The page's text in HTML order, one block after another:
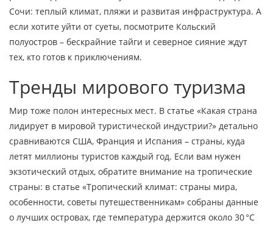
Сочи: теплый климат, пляжи и развитая инфраструктура. А
если хотите уйти от суеты, посмотрите Кольский
полуостров – бескрайние тайги и северное сияние ждут
тех, кто готов к приключениям.
Тренды мирового туризма
Мир тоже полон интересных мест. В статье «Какая страна
лидирует в мировой туристической индустрии?» детально
сравниваются США, Франция и Испания – страны, куда
летят миллионы туристов каждый год. Если вам нужен
экзотический отдых, обратите внимание на тропические
страны: в статье «Тропический климат: страны мира,
особенности, советы путешественникам» собраны данные
о лучших островах, где температура держится около 30 °C